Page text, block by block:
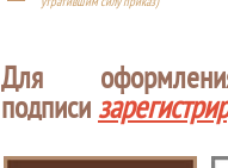
Для
подписи